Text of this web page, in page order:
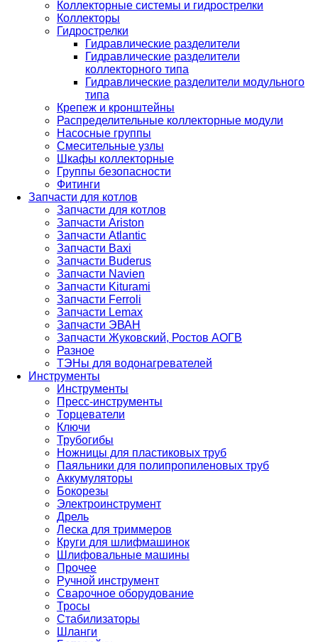
Коллекторные системы и гидрострелки
Коллекторы
Гидрострелки
Гидравлические разделители
Гидравлические разделители
коллекторного типа
Гидравлические разделители модульного
типа
Крепеж и кронштейны
Распределительные коллекторные модули
Насосные группы
Смесительные узлы
Шкафы коллекторные
Группы безопасности
Фитинги
Запчасти для котлов
Запчасти для котлов
Запчасти Ariston
Запчасти Atlantic
Запчасти Baxi
Запчасти Buderus
Запчасти Navien
Запчасти Kiturami
Запчасти Ferroli
Запчасти Lemax
Запчасти ЭВАН
Запчасти Жуковский, Ростов АОГВ
Разное
ТЭНы для водонагревателей
Инструменты
Инструменты
Пресс-инструменты
Торцеватели
Ключи
Трубогибы
Ножницы для пластиковых труб
Паяльники для полипропиленовых труб
Аккумуляторы
Бокорезы
Электроинструмент
Дрель
Леска для триммеров
Круги для шлифмашинок
Шлифовальные машины
Прочее
Ручной инструмент
Сварочное оборудование
Тросы
Стабилизаторы
Шланги